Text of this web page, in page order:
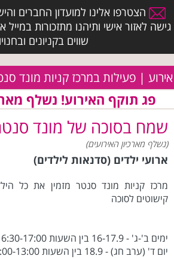
הצטרפו אלינו למועדון החברים
גישה לאזור אישי ותיהנו מתזכורות במייל
שווים בקניונים
אירוע | פעילות במרכז קניות מונד
פג תוקף האירוע! נשלף
שמח בסוכה של מונד
(נשלף מארכיון האירועים)
ארועי ילדים (סדנאות לילדים)
מרכז קניות מונד סנטר מזמין את כל
קישוטים לסוכה
ימים ב'-ג' - 16-17.9 בין השעות 16:30-17:00
יום ד' (ערב חג) - 18.9 בין השעות 10:00-13:00